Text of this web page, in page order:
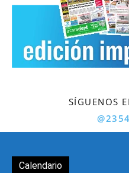
SÍGUENOS
Calendario